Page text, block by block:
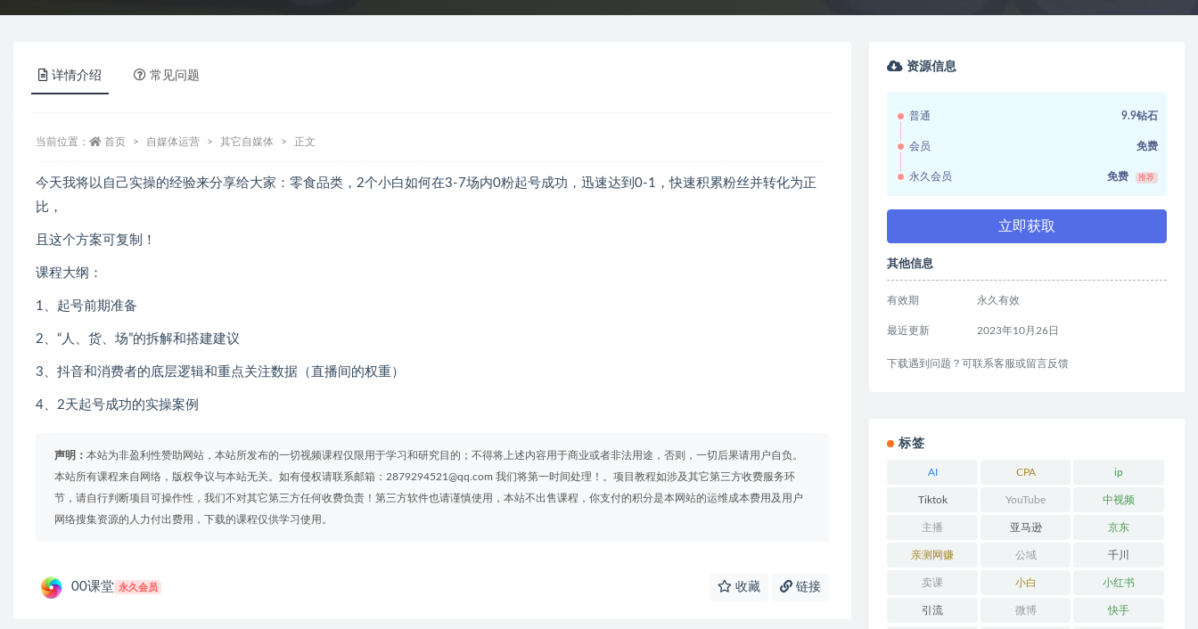
详情介绍 常见问题
当前位置： 首页 自媒体运营 其它自媒体 正文
今天我将以自己实操的经验来分享给大家：零食品类，2个小白如何在3-7场内0粉起号成功，迅速达到0-1，快速积累粉丝并转化为正
比，
且这个方案可复制！
课程大纲：
1、起号前期准备
2、“人、货、场”的拆解和搭建建议
3、抖音和消费者的底层逻辑和重点关注数据（直播间的权重）
4、2天起号成功的实操案例
声明： 本站为非盈利性赞助网站，本站所发布的一切视频课程仅限用于学习和研究目的；不得将上述内容用于商业或者非法用途，否则，一切后果请用户自负。
本站所有课程来自网络，版权争议与本站无关。如有侵权请联系邮箱：2879294521@qq.com 我们将第一时间处理！。项目教程如涉及其它第三方收费服务环
节，请自行判断项目可操作性，我们不对其它第三方任何收费负责！第三方软件也请谨慎使用，本站不出售课程，你支付的积分是本网站的运维成本费用及用户
网络搜集资源的人力付出费用，下载的课程仅供学习使用。
00课堂 永久会员 收藏 链接
资源信息
普通 9.9钻石
会员 免费
永久会员 免费 推荐
立即获取
其他信息
有效期 永久有效
最近更新 2023年10月26日
下载遇到问题？可联系客服或留言反馈
标签
AI CPA ip
Tiktok YouTube 中视频
主播 亚马逊 京东
亲测网赚 公域 千川
卖课 小白 小红书
引流 微博 快手